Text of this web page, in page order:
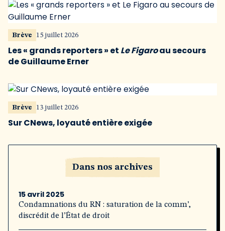
Brève 15 juillet 2026
Les « grands reporters » et Le Figaroau secours
de Guillaume Erner
Brève 13 juillet 2026
Sur CNews, loyauté entière exigée
Dans nos archives
15 avril 2025
Condamnations du RN : saturation de la comm’,
discrédit de l’État de droit